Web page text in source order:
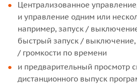
Централизованное
и управление одним или
например, запуск /
быстрый запуск / выключение,
/ громкости по времени
и предварительный просмотр
дистанционного выпуск